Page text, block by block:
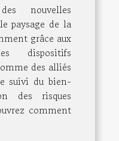
? nouvelles
paysage de la
grâce aux
dispositifs
des alliés
suivi du bien-
des risques
comment